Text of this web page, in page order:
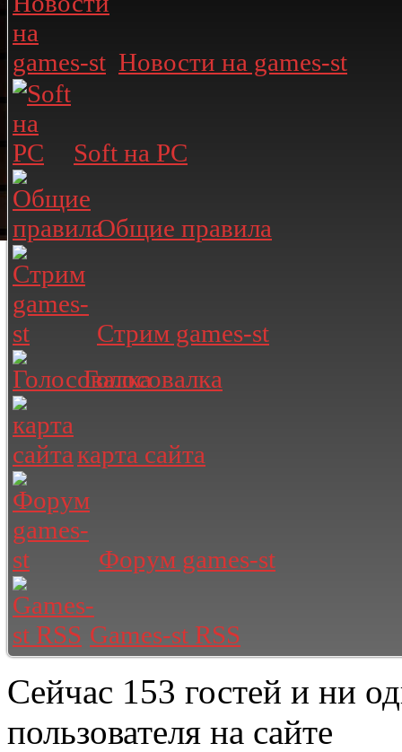
Новости на games-st
Soft на PC
Общие правила
Стрим games-st
Голосовалка
карта сайта
Форум games-st
Games-st RSS
Сейчас 153 гостей и ни
пользователя на сайте